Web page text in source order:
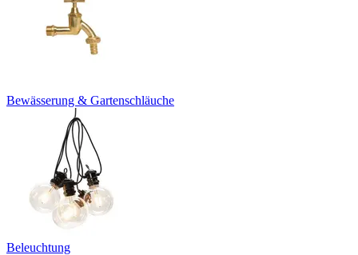
Bewässerung & Gartenschläuche
Beleuchtung